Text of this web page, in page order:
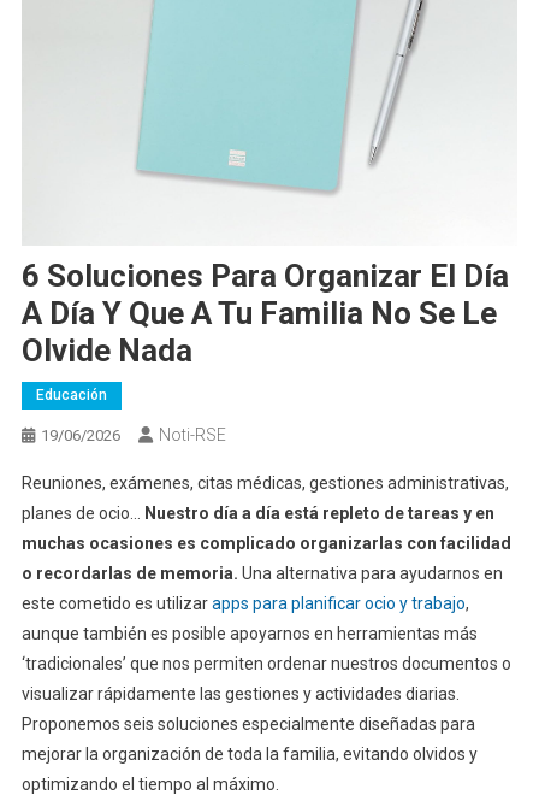
6 Soluciones Para Organizar El Día
A Día Y Que A Tu Familia No Se Le
Olvide Nada
Educación
19/06/2026 Noti-RSE
Reuniones, exámenes, citas médicas, gestiones administrativas,
planes de ocio…
Nuestro día a día está repleto de tareas y en
muchas ocasiones es complicado organizarlas con facilidad
o recordarlas de memoria. Una alternativa para ayudarnos en
este cometido es utilizarapps para planificar ocio y trabajo,
aunque también es posible apoyarnos en herramientas más
‘tradicionales’ que nos permiten ordenar nuestros documentos o
visualizar rápidamente las gestiones y actividades diarias.
Proponemos seis soluciones especialmente diseñadas para
mejorar la organización de toda la familia, evitando olvidos y
optimizando el tiempo al máximo.